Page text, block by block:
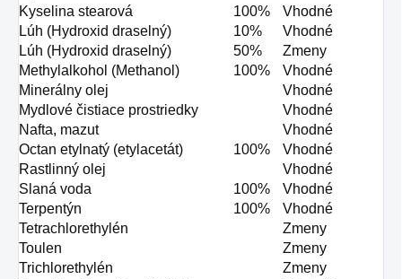
Kyselina stearová
100%
Vhodné
Lúh (Hydroxid draselný)
10%
Vhodné
Lúh (Hydroxid draselný)
50%
Zmeny
Methylalkohol (Methanol)
100%
Vhodné
Minerálny olej
Vhodné
Mydlové čistiace prostriedky
Vhodné
Nafta, mazut
Vhodné
Octan etylnatý (etylacetát)
100%
Vhodné
Rastlinný olej
Vhodné
Slaná voda
100%
Vhodné
Terpentýn
100%
Vhodné
Tetrachlorethylén
Zmeny
Toulen
Zmeny
Trichlorethylén
Zmeny